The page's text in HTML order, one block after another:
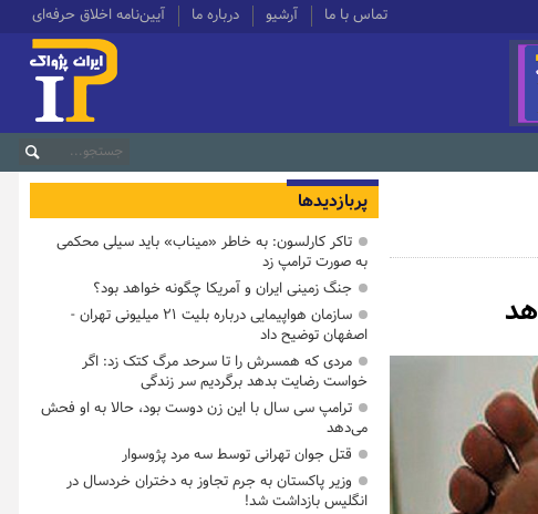
تماس با ما آرشیو درباره ما آیین‌نامه اخلاق حرفه‌ای
پربازدیدها
تاکر کارلسون: به خاطر «میناب» باید سیلی محکمی
به صورت ترامپ زد
جنگ زمینی ایران و آمریکا چگونه خواهد بود؟
سازمان هواپیمایی درباره بلیت ۲۱ میلیونی تهران -
اصفهان توضیح داد
مردی که همسرش را تا سرحد مرگ کتک زد: اگر
خواست رضایت بدهد برگردیم سر زندگی
ترامپ سی سال با این زن دوست بود، حالا به او فحش
می‌دهد
قتل جوان تهرانی توسط سه مرد پژوسوار
وزیر پاکستان به جرم تجاوز به دختران خردسال در
انگلیس بازداشت شد!